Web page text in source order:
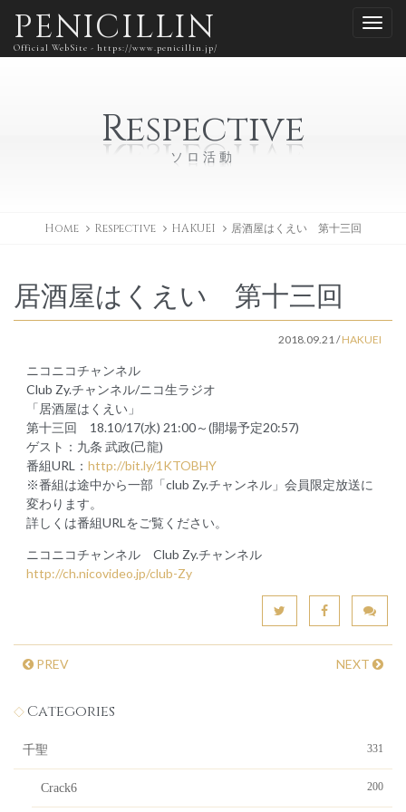
PENICILLIN
Official WebSite - https://www.penicillin.jp/
Respective
ソロ活動
Home Respective HAKUEI 居酒屋はくえい 第十三回
居酒屋はくえい 第十三回
2018.09.21/HAKUEI
ニコニコチャンネル
Club Zy.チャンネル/ニコ生ラジオ
「居酒屋はくえい」
第十三回 18.10/17(水) 21:00～(開場予定20:57)
ゲスト：九条 武政(己龍)
番組URL： http://bit.ly/1KTOBHY
※番組は途中から一部「club Zy.チャンネル」会員限定放送に
変わります。
詳しくは番組URLをご覧ください。
ニコニコチャンネル Club Zy.チャンネル
http://ch.nicovideo.jp/club-Zy
PREV NEXT
Categories
千聖 331
Crack6 200